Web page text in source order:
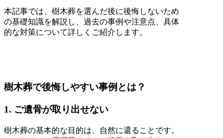
本記事では、樹木葬を選んだ後に後悔しないため
の基礎知識を解説し、過去の事例や注意点、具体
的な対策について詳しくご紹介します。
樹木葬で後悔しやすい事例とは？
1. ご遺骨が取り出せない
樹木葬の基本的な目的は、自然に還ることです。